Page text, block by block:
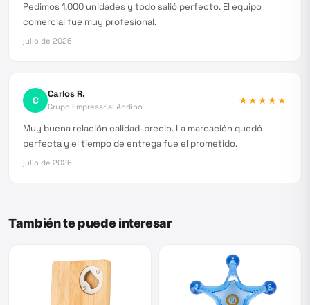
Pedimos 1.000 unidades y todo salió perfecto. El equipo
comercial fue muy profesional.
julio de 2026
C Carlos R.
Grupo Empresarial Andino
★★★★★
Muy buena relación calidad-precio. La marcación quedó
perfecta y el tiempo de entrega fue el prometido.
julio de 2026
También te puede interesar